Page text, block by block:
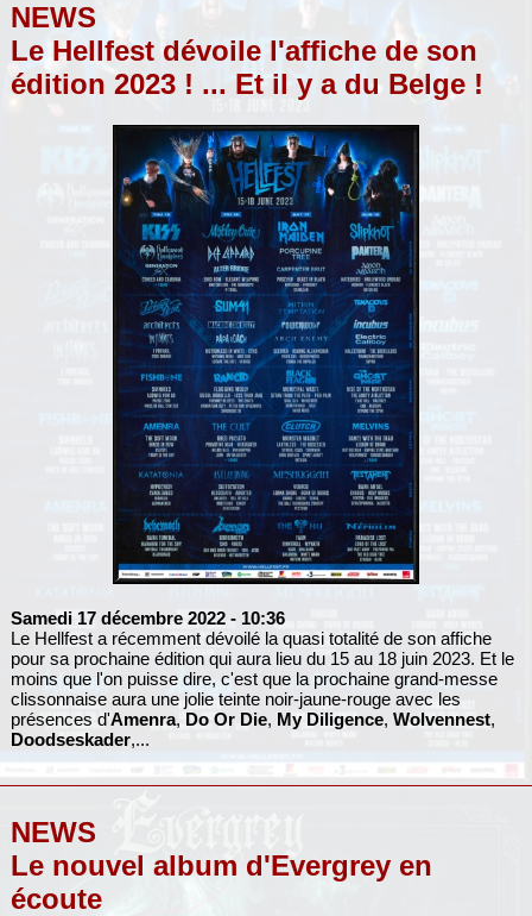
NEWS
Le Hellfest dévoile l'affiche de son
édition 2023 ! ... Et il y a du Belge !
Samedi 17 décembre 2022 - 10:36
Le Hellfest a récemment dévoilé la quasi totalité de son affiche
pour sa prochaine édition qui aura lieu du 15 au 18 juin 2023. Et le
moins que l'on puisse dire, c'est que la prochaine grand-messe
clissonnaise aura une jolie teinte noir-jaune-rouge avec les
présences d'Amenra, Do Or Die, My Diligence, Wolvennest,
Doodseskader,...
NEWS
Le nouvel album d'Evergrey en
écoute